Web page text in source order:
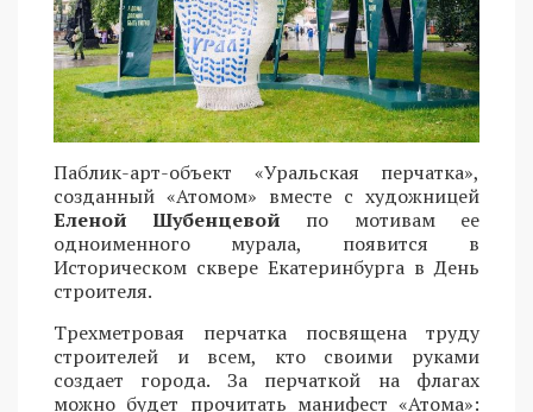
Паблик-арт-объект «Уральская перчатка»,
созданный «Атомом» вместе с художницей
Еленой Шубенцевой по мотивам ее
одноименного мурала, появится в
Историческом сквере Екатеринбурга в День
строителя.
Трехметровая перчатка посвящена труду
строителей и всем, кто своими руками
создает города. За перчаткой на флагах
можно будет прочитать манифест «Атома»: